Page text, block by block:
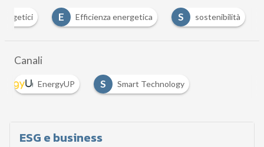
E Efficienza energetica S sostenibilità
Canali
EnergyUP S Smart Technology
ESG e business